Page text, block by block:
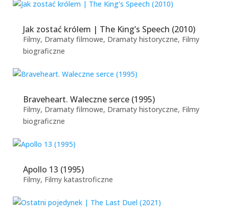
Jak zostać królem | The King’s Speech (2010)
Filmy, Dramaty filmowe, Dramaty historyczne, Filmy
biograficzne
Braveheart. Waleczne serce (1995)
Filmy, Dramaty filmowe, Dramaty historyczne, Filmy
biograficzne
Apollo 13 (1995)
Filmy, Filmy katastroficzne